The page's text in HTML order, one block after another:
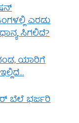
ಎರಡು
ಸಿಗಲಿದೆ?
ಯಾರಿಗೆ
ಬೆಲೆ ಭರ್ಜರಿ